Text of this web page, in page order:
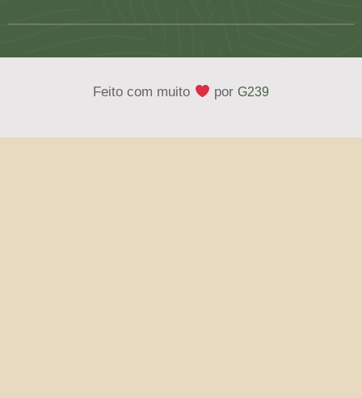
Feito com muito por G239